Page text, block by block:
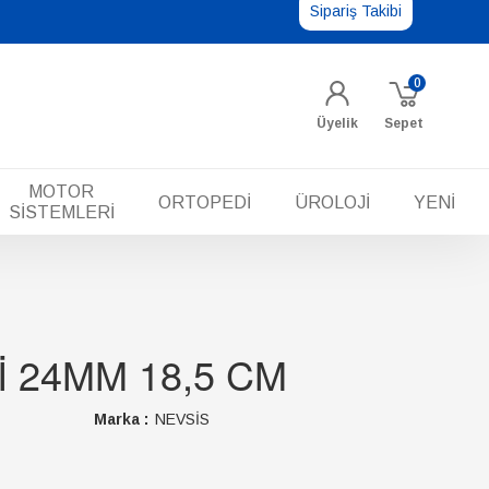
Sipariş Takibi
Üyelik Sepet
0
MOTOR
SİSTEMLERİ
ORTOPEDİ ÜROLOJİ YENİ
24MM 18,5 CM
Marka : NEVSİS